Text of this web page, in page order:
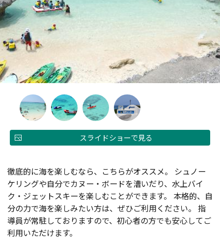
スライドショーで見る
徹底的に海を楽しむなら、こちらがオススメ。 シュノー
ケリングや自分でカヌー・ボードを漕いだり、水上バイ
ク・ジェットスキーを楽しむことができます。 本格的、自
分の力で海を楽しみたい方は、ぜひご利用ください。 指
導員が常駐しておりますので、初心者の方でも安心してご
利用いただけます。